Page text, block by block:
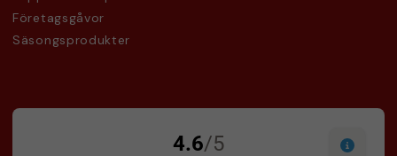
Företagsgåvor
Säsongsprodukter